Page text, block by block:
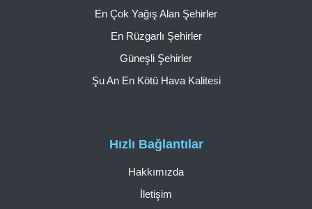
Hızlı Bağlantılar
Hakkımızda
İletişim
En Çok Yağış Alan Şehirler
En Rüzgarlı Şehirler
Güneşli Şehirler
Şu An En Kötü Hava Kalitesi